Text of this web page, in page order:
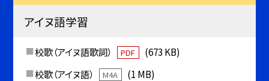
アイヌ語学習
校歌（アイヌ語歌詞） PDF
(673 KB)
校歌（アイヌ語）
M4A
(1 MB)